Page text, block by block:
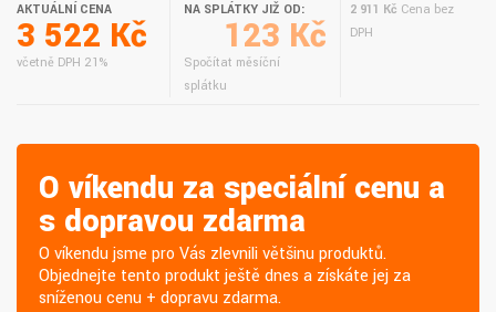
AKTUÁLNÍ CENA
3 522 Kč
včetně DPH 21%
NA SPLÁTKY JIŽ OD:
123 Kč
Spočítat měsíční
splátku
2 911 Kč Cena bez
DPH
O víkendu za speciální cenu a
s dopravou zdarma
O víkendu jsme pro Vás zlevnili většinu produktů.
Objednejte tento produkt ještě dnes a získáte jej za
sníženou cenu + dopravu zdarma.